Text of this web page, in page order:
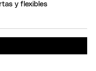
y flexibles